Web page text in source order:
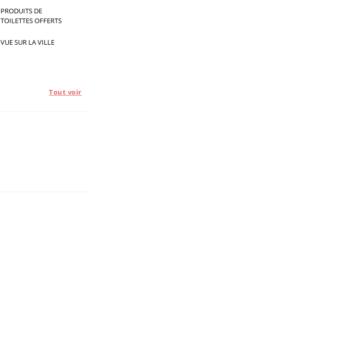
PRODUITS DE
TOILETTES OFFERTS
VUE SUR LA VILLE
Tout voir